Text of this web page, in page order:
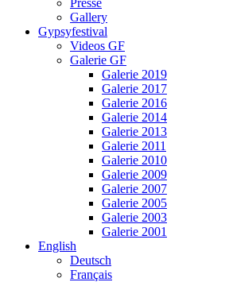
Presse
Gallery
Gypsyfestival
Videos GF
Galerie GF
Galerie 2019
Galerie 2017
Galerie 2016
Galerie 2014
Galerie 2013
Galerie 2011
Galerie 2010
Galerie 2009
Galerie 2007
Galerie 2005
Galerie 2003
Galerie 2001
English
Deutsch
Français